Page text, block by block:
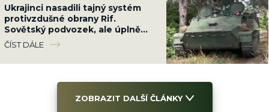
Ukrajinci nasadili tajný systém
protivzdušné obrany Rif.
Sovětský podvozek, ale úplně
jiná hra proti letounům
ČÍST DÁLE
ZOBRAZIT DALŠÍ ČLÁNKY